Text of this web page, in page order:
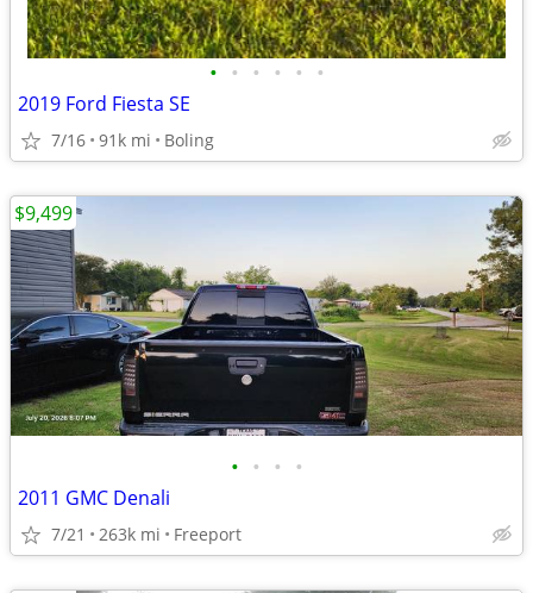
• • • • • •
2019 Ford Fiesta SE
7/16 91k mi Boling
• • • •
2011 GMC Denali
7/21 263k mi Freeport
$9,499